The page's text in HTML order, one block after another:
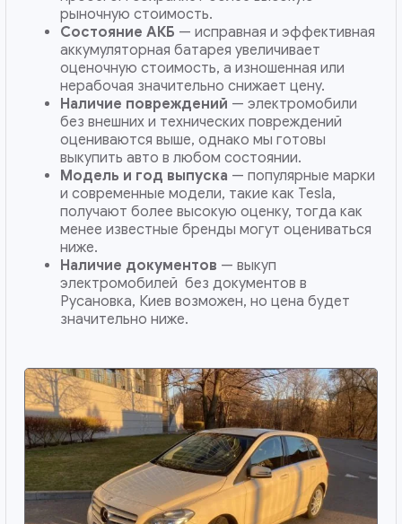
рыночную стоимость.
Состояние АКБ — исправная и эффективная
аккумуляторная батарея увеличивает
оценочную стоимость, а изношенная или
нерабочая значительно снижает цену.
Наличие повреждений — электромобили
без внешних и технических повреждений
оцениваются выше, однако мы готовы
выкупить авто в любом состоянии.
Модель и год выпуска — популярные марки
и современные модели, такие как Tesla,
получают более высокую оценку, тогда как
менее известные бренды могут оцениваться
ниже.
Наличие документов — выкуп
электромобилей без документов в
Русановка, Киев возможен, но цена будет
значительно ниже.